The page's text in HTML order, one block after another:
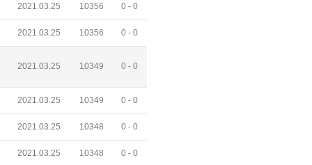
2021.03.25 10356 0 - 0
2021.03.25 10356 0 - 0
2021.03.25 10349 0 - 0
2021.03.25 10349 0 - 0
2021.03.25 10348 0 - 0
2021.03.25 10348 0 - 0